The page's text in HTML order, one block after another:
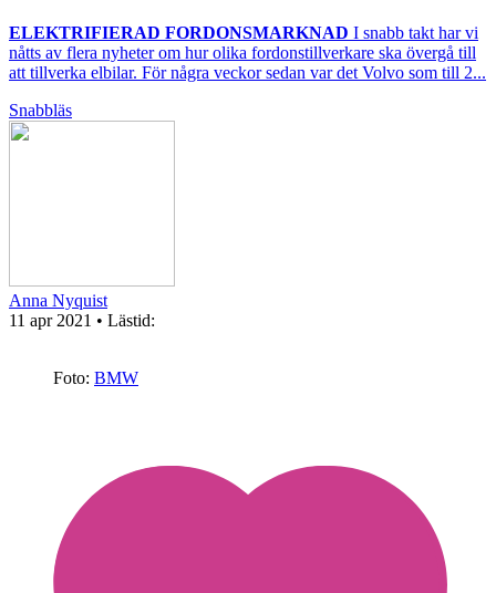
ELEKTRIFIERAD FORDONSMARKNAD I snabb takt har vi
nåtts av flera nyheter om hur olika fordonstillverkare ska övergå till
att tillverka elbilar. För några veckor sedan var det Volvo som till 2...
Snabbläs
Anna Nyquist
11 apr 2021 • Lästid:
Foto: BMW